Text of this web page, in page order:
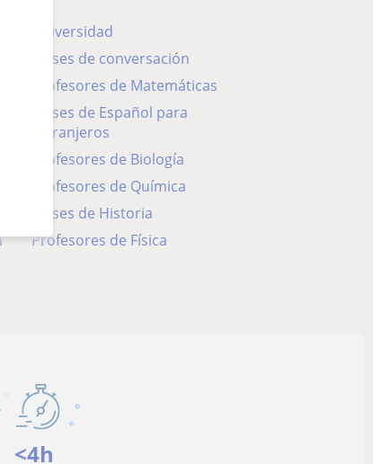
Universidad
Clases de conversación
Profesores de Matemáticas
extranjeros
Profesores de Biología
Profesores de Química
Clases de Historia
Profesores de Física
<4h